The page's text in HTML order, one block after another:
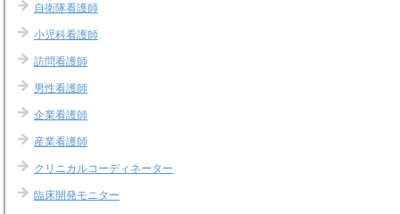
自衛隊看護師
小児科看護師
訪問看護師
男性看護師
企業看護師
産業看護師
クリニカルコーディネーター
臨床開発モニター